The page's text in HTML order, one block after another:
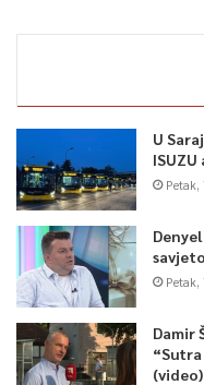
U
ISUZU
Petak,
Petak,
Damir
(video)